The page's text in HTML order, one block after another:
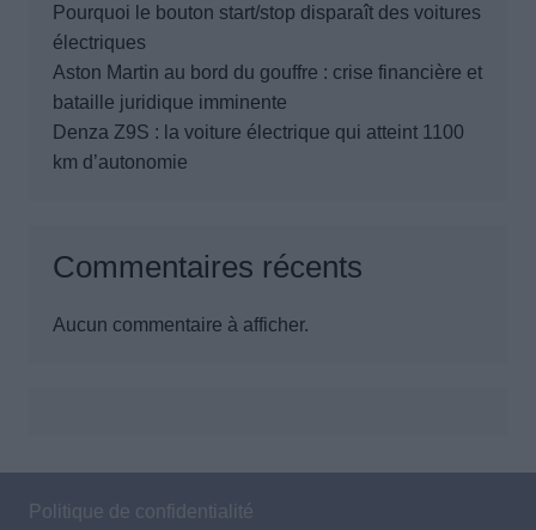
Pourquoi le bouton start/stop disparaît des voitures
électriques
Aston Martin au bord du gouffre : crise financière et
bataille juridique imminente
Denza Z9S : la voiture électrique qui atteint 1100
km d’autonomie
Commentaires récents
Aucun commentaire à afficher.
Politique de confidentialité